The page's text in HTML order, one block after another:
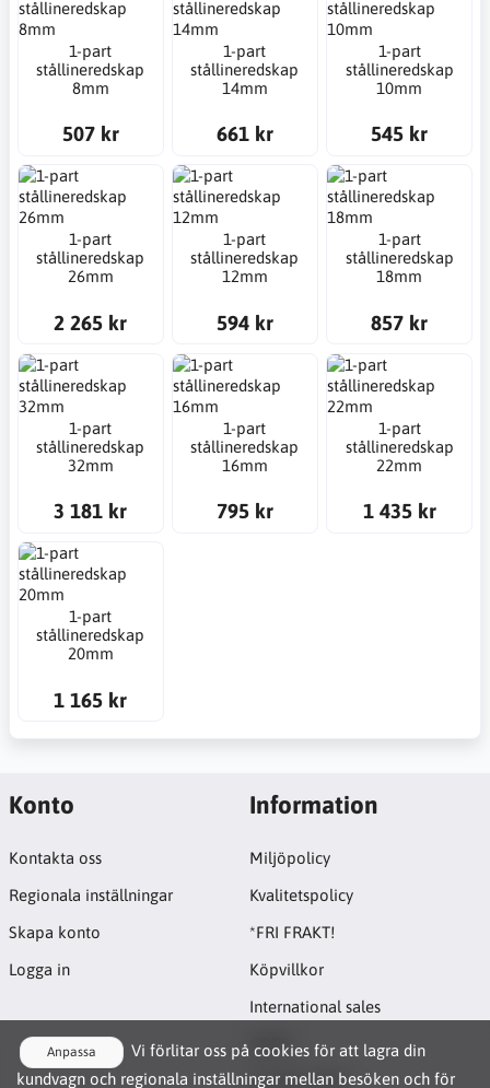
1-part
stållineredskap
8mm
507 kr
1-part
stållineredskap
14mm
661 kr
1-part
stållineredskap
10mm
545 kr
1-part
stållineredskap
26mm
2 265 kr
1-part
stållineredskap
12mm
594 kr
1-part
stållineredskap
18mm
857 kr
1-part
stållineredskap
32mm
3 181 kr
1-part
stållineredskap
16mm
795 kr
1-part
stållineredskap
22mm
1 435 kr
1-part
stållineredskap
20mm
1 165 kr
Anpassa
Vi förlitar oss på cookies för att lagra din
kundvagn och regionala inställningar mellan besöken och för
Konto
Kontakta oss
Regionala inställningar
Skapa konto
Logga in
Information
Miljöpolicy
Kvalitetspolicy
*FRI FRAKT!
Köpvillkor
International sales
GDPR
Cookie-policy